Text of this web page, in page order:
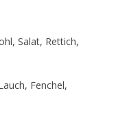
Salat, Rettich,
Fenchel,